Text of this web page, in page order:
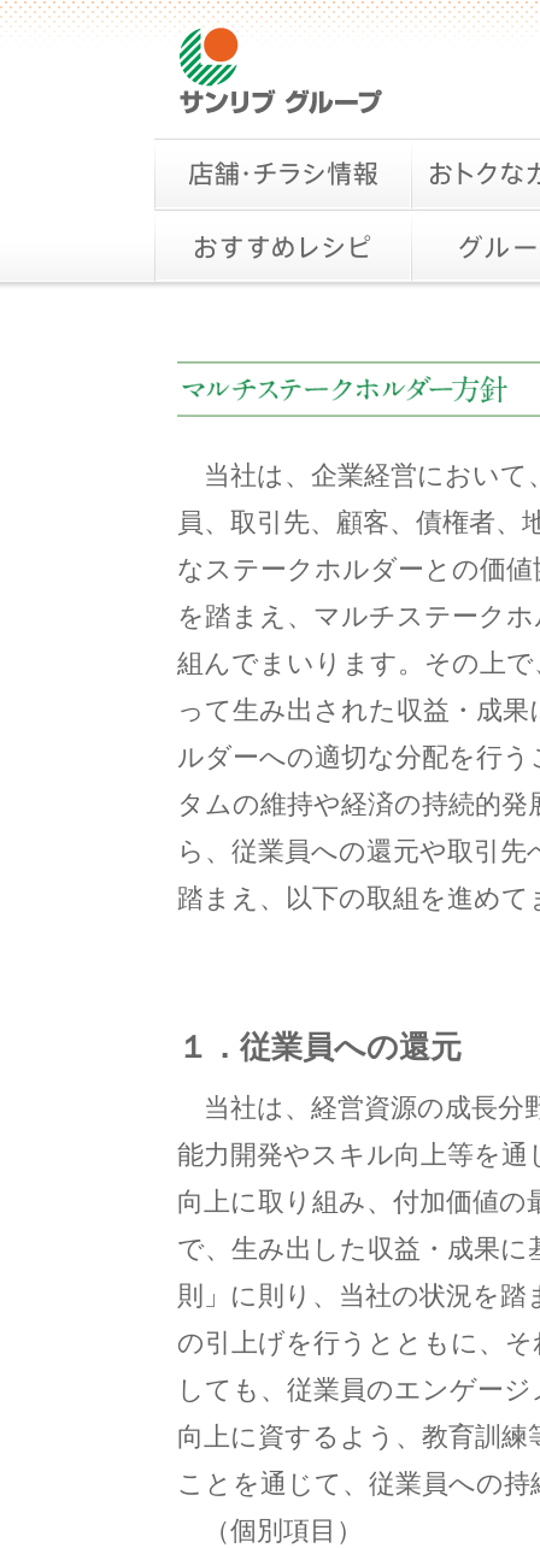
当社は、企業経営におい
員、取引先、顧客、債権者
なステークホルダーとの価
を踏まえ、マルチステーク
組んでまいります。その上
って生み出された収益・成
ルダーへの適切な分配を行
タムの維持や経済の持続的
ら、従業員への還元や取引
踏まえ、以下の取組を進め
１．従業員への還元
当社は、経営資源の成長分
能力開発やスキル向上等を
向上に取り組み、付加価値
で、生み出した収益・成果
則」に則り、当社の状況を
の引上げを行うとともに、
しても、従業員のエンゲー
向上に資するよう、教育訓
ことを通じて、従業員への
（個別項目）